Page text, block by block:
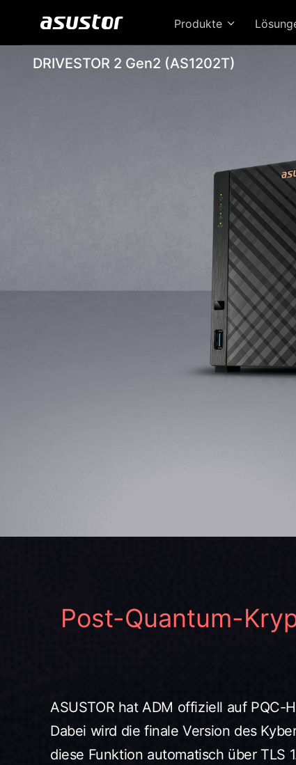
Produkte
DRIVESTOR 2 Gen2 (AS1202T)
Post-Quantum-
ASUSTOR hat ADM offiziell auf
Dabei wird die finale Version des
diese Funktion automatisch über TLS